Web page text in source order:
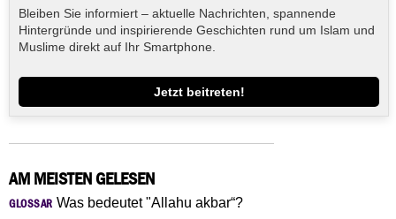
Bleiben Sie informiert – aktuelle Nachrichten, spannende
Hintergründe und inspirierende Geschichten rund um Islam und
Muslime direkt auf Ihr Smartphone.
Jetzt beitreten!
AM MEISTEN GELESEN
GLOSSAR Was bedeutet "Allahu akbar“?